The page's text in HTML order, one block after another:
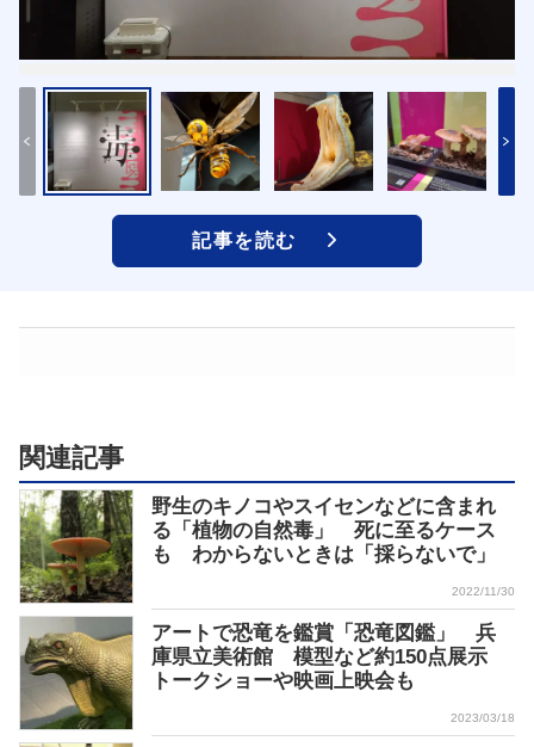
記事を読む
関連記事
野生のキノコやスイセンなどに含まれ
る「植物の自然毒」 死に至るケース
も わからないときは「採らないで」
2022/11/30
アートで恐竜を鑑賞「恐竜図鑑」 兵
庫県立美術館 模型など約150点展示
トークショーや映画上映会も
2023/03/18